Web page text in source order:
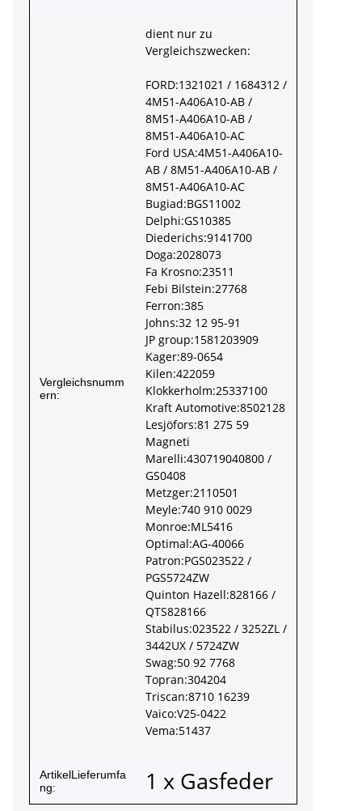
Vergleichsnumm
ern:
dient nur zu
Vergleichszwecken:
FORD:1321021 / 1684312 /
4M51-A406A10-AB /
8M51-A406A10-AB /
8M51-A406A10-AC
Ford USA:4M51-A406A10-
AB / 8M51-A406A10-AB /
8M51-A406A10-AC
Bugiad:BGS11002
Delphi:GS10385
Diederichs:9141700
Doga:2028073
Fa Krosno:23511
Febi Bilstein:27768
Ferron:385
Johns:32 12 95-91
JP group:1581203909
Kager:89-0654
Kilen:422059
Klokkerholm:25337100
Kraft Automotive:8502128
Lesjöfors:81 275 59
Magneti
Marelli:430719040800 /
GS0408
Metzger:2110501
Meyle:740 910 0029
Monroe:ML5416
Optimal:AG-40066
Patron:PGS023522 /
PGS5724ZW
Quinton Hazell:828166 /
QTS828166
Stabilus:023522 / 3252ZL /
3442UX / 5724ZW
Swag:50 92 7768
Topran:304204
Triscan:8710 16239
Vaico:V25-0422
Vema:51437
ArtikelLieferumfa
ng:
1 x Gasfeder